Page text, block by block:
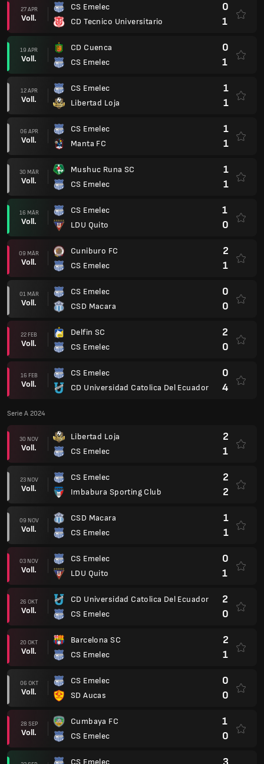
27 APR
Voll.
CS Emelec
CD Tecnico Universitario
0
1
19 APR
Voll.
CD Cuenca
CS Emelec
0
1
12 APR
Voll.
CS Emelec
Libertad Loja
1
1
06 APR
Voll.
CS Emelec
Manta FC
1
1
30 MÄR
Voll.
Mushuc Runa SC
CS Emelec
1
1
16 MÄR
Voll.
CS Emelec
LDU Quito
1
0
09 MÄR
Voll.
Cuniburo FC
CS Emelec
2
1
01 MÄR
Voll.
CS Emelec
CSD Macara
0
0
22 FEB
Voll.
Delfin SC
CS Emelec
2
0
16 FEB
Voll.
CS Emelec
CD Universidad Catolica Del Ecuador
0
4
Serie A 2024
30 NOV
Voll.
Libertad Loja
CS Emelec
2
1
23 NOV
Voll.
CS Emelec
Imbabura Sporting Club
2
2
09 NOV
Voll.
CSD Macara
CS Emelec
1
1
03 NOV
Voll.
CS Emelec
LDU Quito
0
1
26 OKT
Voll.
CD Universidad Catolica Del Ecuador
CS Emelec
2
0
20 OKT
Voll.
Barcelona SC
CS Emelec
2
1
06 OKT
Voll.
CS Emelec
SD Aucas
0
0
28 SEP
Voll.
Cumbaya FC
CS Emelec
1
0
CS Emelec